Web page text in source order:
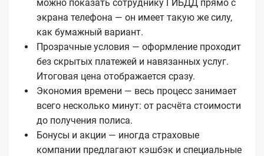
можно показать сотруднику ГИБДД прямо с
экрана телефона — он имеет такую же силу,
как бумажный вариант.
Прозрачные условия — оформление проходит
без скрытых платежей и навязанных услуг.
Итоговая цена отображается сразу.
Экономия времени — весь процесс занимает
всего несколько минут: от расчёта стоимости
до получения полиса.
Бонусы и акции — иногда страховые
компании предлагают кэшбэк и специальные